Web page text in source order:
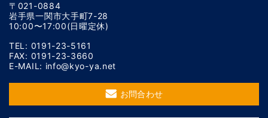
〒021-0884
岩手県一関市大手町7-28
10:00〜17:00(日曜定休)
TEL: 0191-23-5161
FAX: 0191-23-3660
E-MAIL: info@kyo-ya.net
お問合わせ